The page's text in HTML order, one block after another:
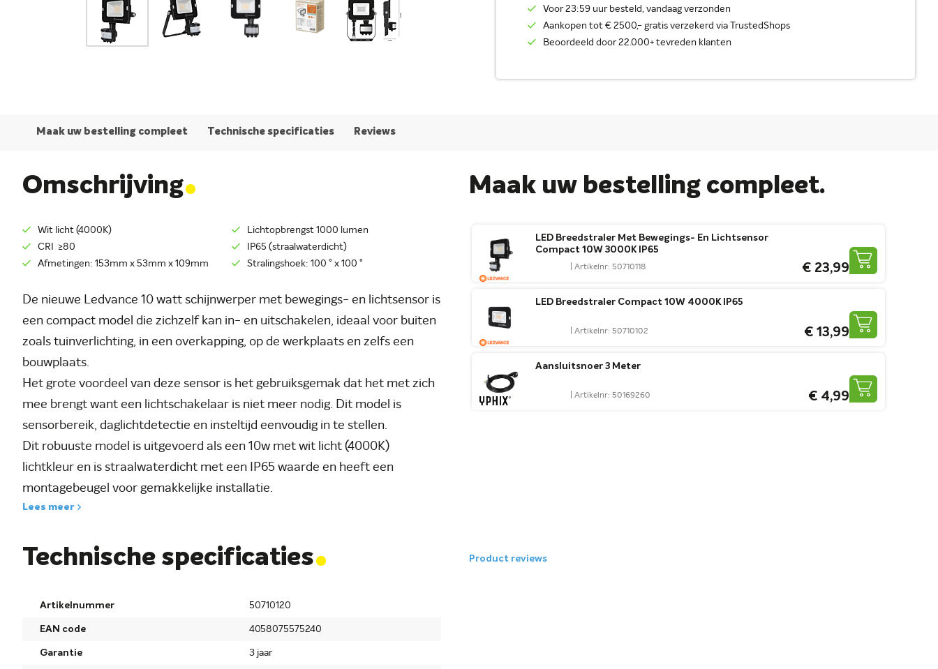
Voor 23:59 uur besteld, vandaag verzonden
Aankopen tot € 2500,- gratis verzekerd via TrustedShops
Beoordeeld door 22.000+ tevreden klanten
Maak uw bestelling compleet Technische specificaties Reviews
Omschrijving.
Wit licht (4000K)
Lichtopbrengst 1000 lumen
CRI ≥80
IP65 (straalwaterdicht)
Afmetingen: 153mm x 53mm x 109mm
Stralingshoek: 100 ° x 100 °
De nieuwe Ledvance 10 watt schijnwerper met bewegings- en lichtsensor is
een compact model die zichzelf kan in- en uitschakelen, ideaal voor buiten
zoals tuinverlichting, in een overkapping, op de werkplaats en zelfs een
bouwplaats.
Het grote voordeel van deze sensor is het gebruiksgemak dat het met zich
mee brengt want een lichtschakelaar is niet meer nodig. Dit model is
sensorbereik, daglichtdetectie en insteltijd eenvoudig in te stellen.
Dit robuuste model is uitgevoerd als een 10w met wit licht (4000K)
lichtkleur en is straalwaterdicht met een IP65 waarde en heeft een
montagebeugel voor gemakkelijke installatie.
Lees meer
Maak uw bestelling compleet.
LED Breedstraler Met Bewegings- En Lichtsensor
Compact 10W 3000K IP65
| Artikelnr: 50710118 € 23,99
LED Breedstraler Compact 10W 4000K IP65
| Artikelnr: 50710102 € 13,99
Aansluitsnoer 3 Meter
| Artikelnr: 50169260 € 4,99
Technische specificaties.
Artikelnummer 50710120
EAN code 4058075575240
Garantie 3 jaar
Product reviews